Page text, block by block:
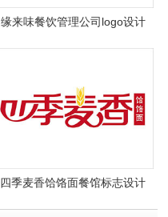
缘来味餐饮管理公司logo设计
四季麦香饸饹面餐馆标志设计